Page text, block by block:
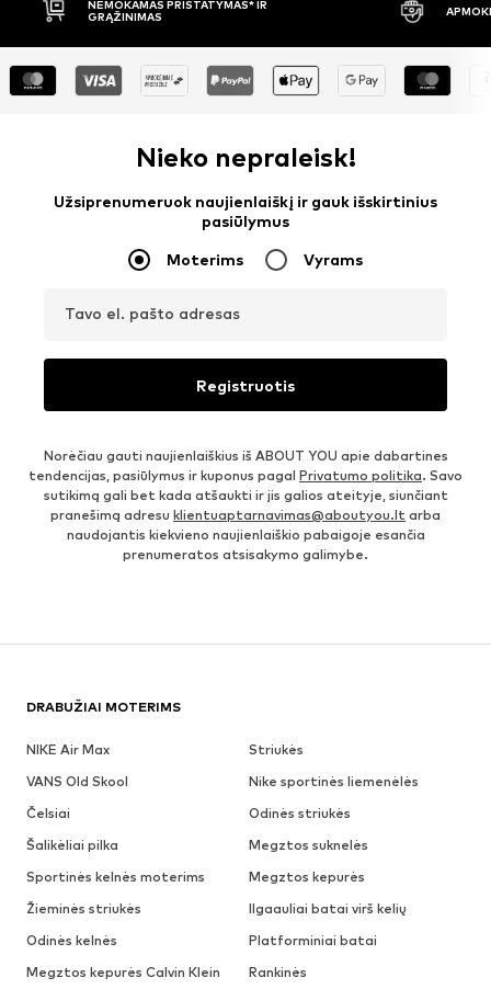
APMOKĖJIMAS PRISTAČIUS 30 DIENŲ
Nieko nepraleisk!
Užsiprenumeruok naujienlaiškį ir gauk išskirtinius
pasiūlymus
Moterims Vyrams
Tavo el. pašto adresas
Registruotis
Norėčiau gauti naujienlaiškius iš ABOUT YOU apie dabartines
tendencijas, pasiūlymus ir kuponus pagal Privatumo politika. Savo
sutikimą gali bet kada atšaukti ir jis galios ateityje, siunčiant
pranešimą adresu klientuaptarnavimas@aboutyou.lt arba
naudojantis kiekvieno naujienlaiškio pabaigoje esančia
prenumeratos atsisakymo galimybe.
DRABUŽIAI MOTERIMS
NIKE Air Max
Striukės
VANS Old Skool
Nike sportinės liemenėlės
Čelsiai
Odinės striukės
Šalikėliai pilka
Megztos suknelės
Sportinės kelnės moterims
Megztos kepurės
Žieminės striukės
Ilgaauliai batai virš kelių
Odinės kelnės
Platforminiai batai
Megztos kepurės Calvin Klein
Rankinės